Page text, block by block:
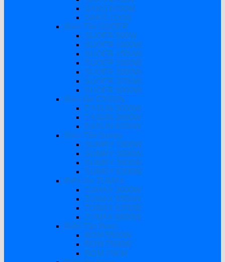
SAKO 6200W
SAKO 11KW
Biến Tần SUOER
SUOER 500W
SUOER 1000W
SUOER 1500W
SUOER 2000W
SUOER 3000W
SUOER 3200W
SUOER 5000W
Biến tần EASUN
EASUN 3000W
EASUN 3800W
EASUN 6200W
Biến Tần Sumry
SUMRY 1800W
SUMRY 3000W
SUMRY 3800W
SUMRY 6200W
Biến tần ZUMAX
ZUMAX 3000W
ZUMAX 5500W
ZUMAX 6200W
ZUMAX 6600W
Biến Tần Bơm
BƠM 5500W
BƠM 7500W
BƠM 15KW